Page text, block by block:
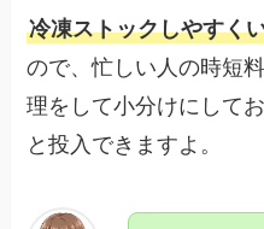
冷凍ストックしやすく
ので、忙しい人の時短
理をして小分けにして
と投入できますよ。